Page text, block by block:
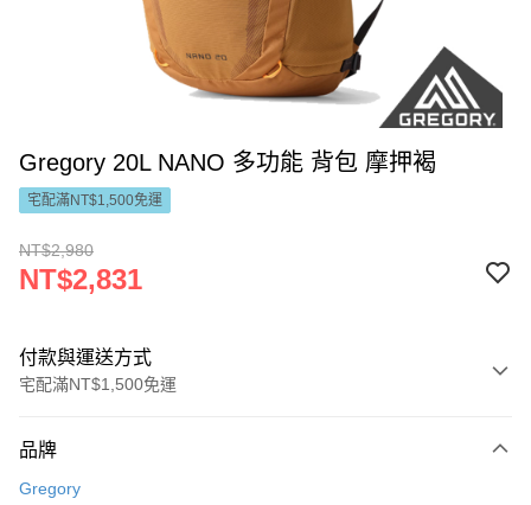
Gregory 20L NANO 多功能 背包 摩押褐
宅配滿NT$1,500免運
NT$2,980
NT$2,831
付款與運送方式
宅配滿NT$1,500免運
信用卡一次付款
品牌
Gregory